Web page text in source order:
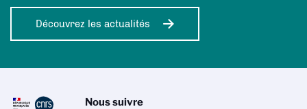
Découvrez les actualités
Nous suivre